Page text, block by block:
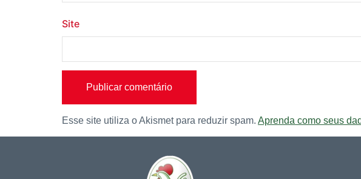
Site
Esse site utiliza o Akismet para reduzir spam. Aprenda como seus